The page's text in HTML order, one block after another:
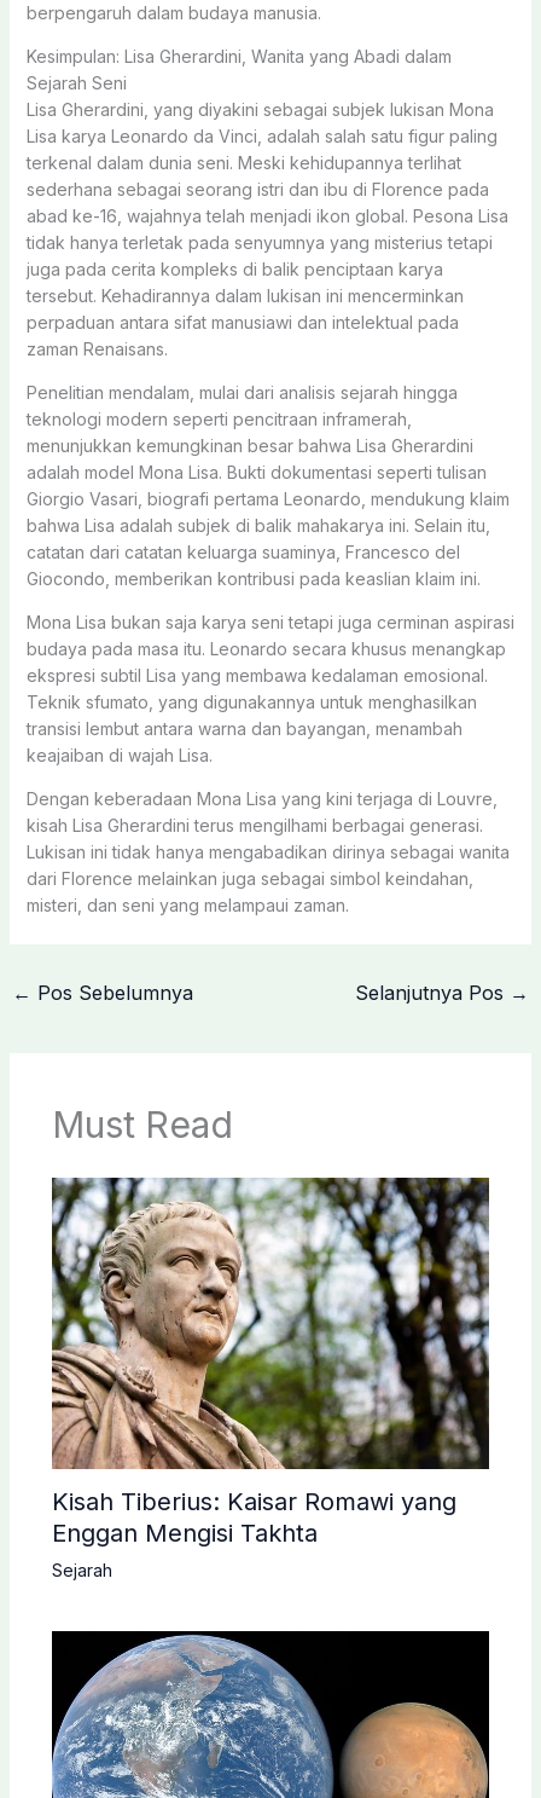
berpengaruh dalam budaya manusia.
Kesimpulan: Lisa Gherardini, Wanita yang Abadi dalam
Sejarah Seni
Lisa Gherardini, yang diyakini sebagai subjek lukisan Mona
Lisa karya Leonardo da Vinci, adalah salah satu figur paling
terkenal dalam dunia seni. Meski kehidupannya terlihat
sederhana sebagai seorang istri dan ibu di Florence pada
abad ke-16, wajahnya telah menjadi ikon global. Pesona Lisa
tidak hanya terletak pada senyumnya yang misterius tetapi
juga pada cerita kompleks di balik penciptaan karya
tersebut. Kehadirannya dalam lukisan ini mencerminkan
perpaduan antara sifat manusiawi dan intelektual pada
zaman Renaisans.
Penelitian mendalam, mulai dari analisis sejarah hingga
teknologi modern seperti pencitraan inframerah,
menunjukkan kemungkinan besar bahwa Lisa Gherardini
adalah model Mona Lisa. Bukti dokumentasi seperti tulisan
Giorgio Vasari, biografi pertama Leonardo, mendukung klaim
bahwa Lisa adalah subjek di balik mahakarya ini. Selain itu,
catatan dari catatan keluarga suaminya, Francesco del
Giocondo, memberikan kontribusi pada keaslian klaim ini.
Mona Lisa bukan saja karya seni tetapi juga cerminan aspirasi
budaya pada masa itu. Leonardo secara khusus menangkap
ekspresi subtil Lisa yang membawa kedalaman emosional.
Teknik sfumato, yang digunakannya untuk menghasilkan
transisi lembut antara warna dan bayangan, menambah
keajaiban di wajah Lisa.
Dengan keberadaan Mona Lisa yang kini terjaga di Louvre,
kisah Lisa Gherardini terus mengilhami berbagai generasi.
Lukisan ini tidak hanya mengabadikan dirinya sebagai wanita
dari Florence melainkan juga sebagai simbol keindahan,
misteri, dan seni yang melampaui zaman.
← Pos Sebelumnya Selanjutnya Pos →
Must Read
Kisah Tiberius: Kaisar Romawi yang
Enggan Mengisi Takhta
Sejarah